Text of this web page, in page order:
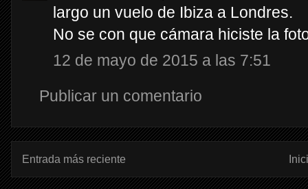
largo un vuelo de Ibiza a Londres.
No se con que cámara hiciste la
12 de mayo de 2015 a las 7:51
Publicar un comentario
Entrada más reciente